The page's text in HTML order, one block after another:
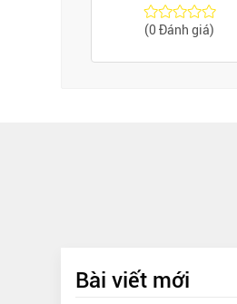
(0 Đánh giá)
Bài viết mới